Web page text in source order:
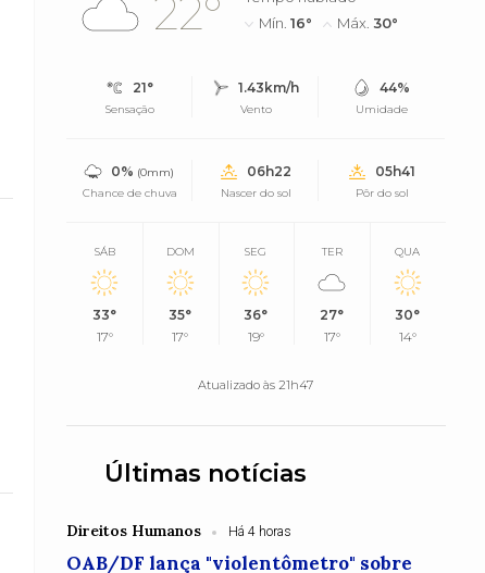
22°
Mín.16° Máx.30°
21°
Sensação
1.43km/h
Vento
44%
Umidade
0% (0mm)
Chance de chuva
06h22
Nascer do sol
05h41
Pôr do sol
SÁB
33°
17°
DOM
35°
17°
SEG
36°
19°
TER
27°
17°
QUA
30°
14°
Atualizado às 21h47
Últimas notícias
Direitos Humanos Há 4 horas
OAB/DF lança "violentômetro" sobre